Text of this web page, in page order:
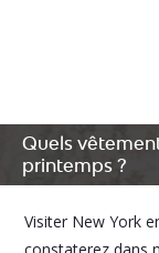
Quels
printemps ?
Visiter New York